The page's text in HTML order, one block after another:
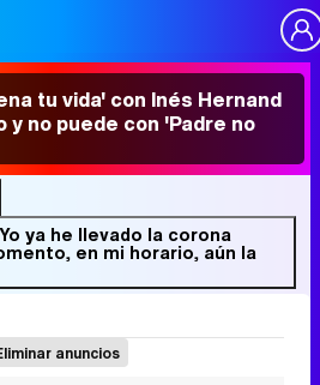
tu vida' con Inés Hernand
no puede con 'Padre no
ya he llevado la corona
en mi horario, aún la
anuncios